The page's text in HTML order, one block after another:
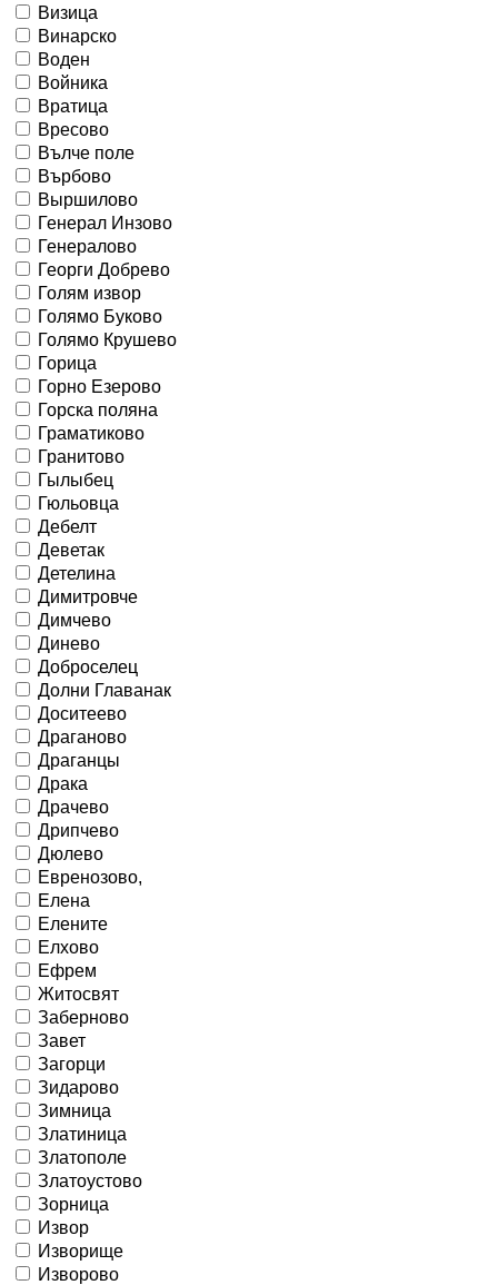
Визица
Винарско
Воден
Войника
Вратица
Вресово
Вълче поле
Върбово
Выршилово
Генерал Инзово
Генералово
Георги Добрево
Голям извор
Голямо Буково
Голямо Крушево
Горица
Горно Езерово
Горска поляна
Граматиково
Гранитово
Гылыбец
Гюльовца
Дебелт
Деветак
Детелина
Димитровче
Димчево
Динево
Доброселец
Долни Главанак
Доситеево
Драганово
Драганцы
Драка
Драчево
Дрипчево
Дюлево
Евренозово,
Елена
Елените
Елхово
Ефрем
Житосвят
Заберново
Завет
Загорци
Зидарово
Зимница
Златиница
Златополе
Златоустово
Зорница
Извор
Изворище
Изворово